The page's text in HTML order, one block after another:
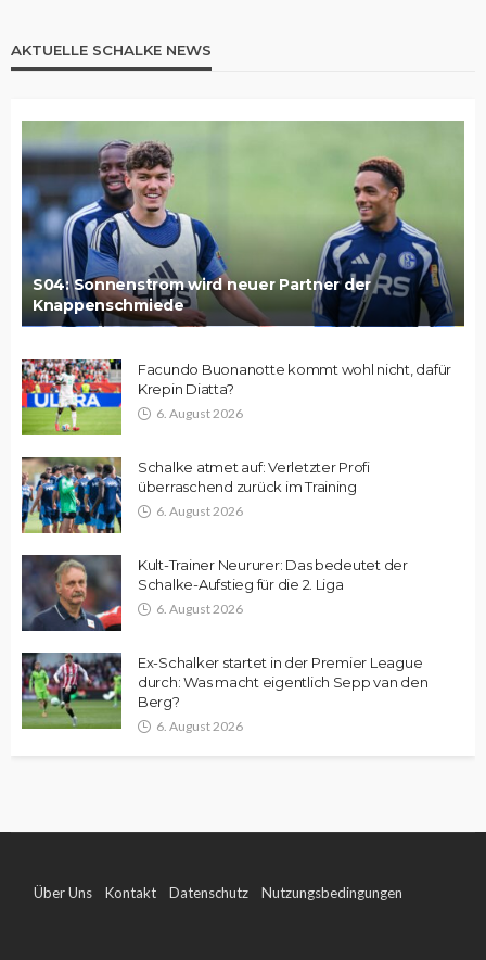
AKTUELLE SCHALKE NEWS
S04: Sonnenstrom wird neuer Partner der
Knappenschmiede
Facundo Buonanotte kommt wohl nicht, dafür
Krepin Diatta?
6. August 2026
Schalke atmet auf: Verletzter Profi
überraschend zurück im Training
6. August 2026
Kult-Trainer Neururer: Das bedeutet der
Schalke-Aufstieg für die 2. Liga
6. August 2026
Ex-Schalker startet in der Premier League
durch: Was macht eigentlich Sepp van den
Berg?
6. August 2026
Über Uns Kontakt Datenschutz Nutzungsbedingungen